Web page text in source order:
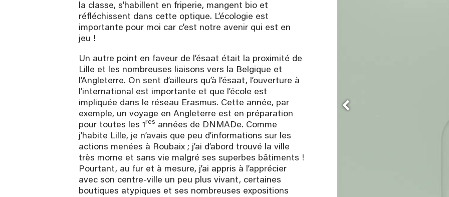
la classe, s’habillent en friperie, mangent bio et
réfléchissent dans cette optique. L’écologie est
importante pour moi car c’est notre avenir qui est en
jeu !
Un autre point en faveur de l’ésaat était la proximité de
Lille et les nombreuses liaisons vers la Belgique et
l’Angleterre. On sent d’ailleurs qu’à l’ésaat, l’ouverture à
l’international est importante et que l’école est
impliquée dans le réseau Erasmus. Cette année, par
exemple, un voyage en Angleterre est en préparation
pour toutes les 1 res années de DNMADe. Comme
j’habite Lille, je n’avais que peu d’informations sur les
actions menées à Roubaix ; j’ai d’abord trouvé la ville
très morne et sans vie malgré ses superbes bâtiments !
Pourtant, au fur et à mesure, j’ai appris à l’apprécier
avec son centre-ville un peu plus vivant, certaines
boutiques atypiques et ses nombreuses expositions